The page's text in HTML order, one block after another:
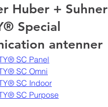
Huber + Suhner
Special
antenner
SC Panel
SC Omni
SC Indoor
SC Purpose